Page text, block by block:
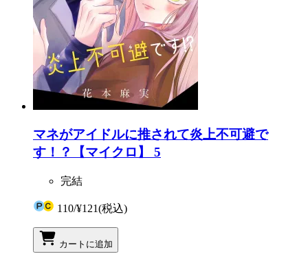
マネがアイドルに推されて炎上不可避で
す！？【マイクロ】 5
完結
110/¥121(税込)
カートに追加